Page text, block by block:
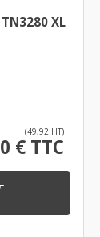
XL
(49,92 HT)
€ TTC